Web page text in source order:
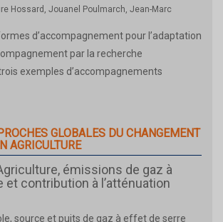
Hossard, Jouanel Poulmarch, Jean-Marc
d’accompagnement pour l’adaptation
par la recherche
exemples d’accompagnements
GLOBALES DU CHANGEMENT
AGRICULTURE
émissions de gaz à
contribution à l’atténuation
source et puits de gaz à effet de serre